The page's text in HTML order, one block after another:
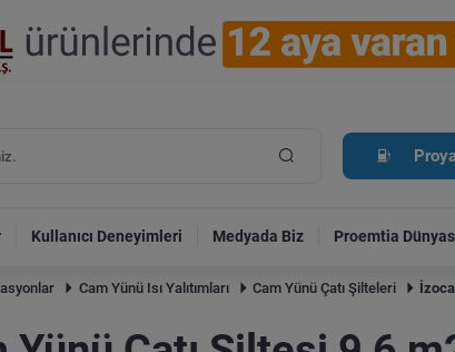
Kullanıcı Deneyimleri Medyada Biz Proemtia
Cam Yünü Isı Yalıtımları Cam Yünü Çatı Şilteleri